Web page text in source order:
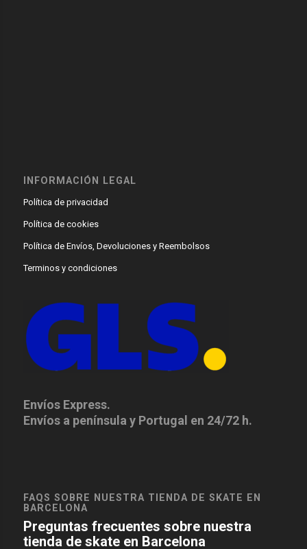
INFORMACIÓN LEGAL
Política de privacidad
Política de cookies
Política de Envíos, Devoluciones y Reembolsos
Terminos y condiciones
Envíos Express.
Envíos a península y Portugal en 24/72 h.
FAQS SOBRE NUESTRA TIENDA DE SKATE EN
BARCELONA
Preguntas frecuentes sobre nuestra
tienda de skate en Barcelona